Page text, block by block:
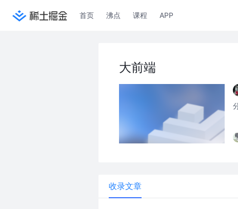
首页 沸点 课程 APP
大前端
收录文章